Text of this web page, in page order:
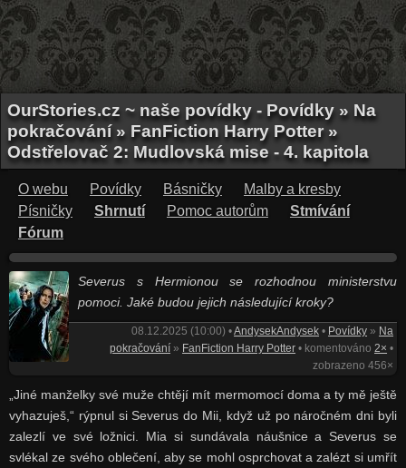
OurStories.cz ~ naše povídky - Povídky » Na
pokračování » FanFiction Harry Potter »
Odstřelovač 2: Mudlovská mise - 4. kapitola
O webu Povídky Básničky
Malby a kresby
Písničky
Shrnutí Pomoc autorům
Stmívání
Fórum
Severus s Hermionou se rozhodnou ministerstvu
pomoci. Jaké budou jejich následující kroky?
08.12.2025 (10:00) •AndysekAndysek • Povídky » Na
pokračování » FanFiction Harry Potter • komentováno2× •
zobrazeno 456×
„Jiné manželky své muže chtějí mít mermomocí doma a ty mě ještě
vyhazuješ,“ rýpnul si Severus do Mii, když už po náročném dni byli
zalezlí ve své ložnici. Mia si sundávala náušnice a Severus se
svlékal ze svého oblečení, aby se mohl osprchovat a zalézt si umřít